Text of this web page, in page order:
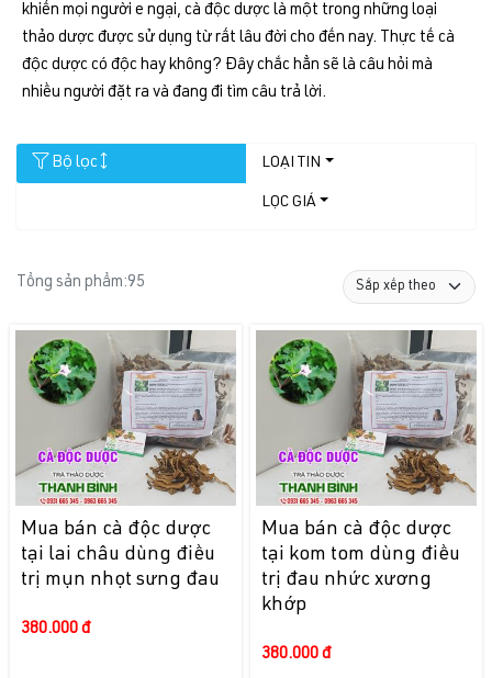
khiến mọi người e ngại, cà độc dược là một trong những loại
thảo dược được sử dụng từ rất lâu đời cho đến nay. Thực tế cà
độc dược có độc hay không? Đây chắc hẳn sẽ là câu hỏi mà
nhiều người đặt ra và đang đi tìm câu trả lời.
Bộ lọc LOẠI TIN
LỌC GIÁ
Tổng sản phẩm:95
Mua bán cà độc dược
tại lai châu dùng điều
trị mụn nhọt sưng đau
380.000 đ
Mua bán cà độc dược
tại kom tom dùng điều
trị đau nhức xương
khớp
380.000 đ